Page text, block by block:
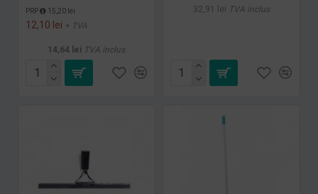
PRP 15,20 lei
12,10 lei + TVA
14,64 lei TVA inclus
32,91 lei TVA inclus